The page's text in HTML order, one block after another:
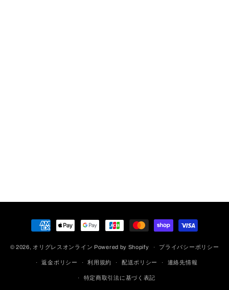
決
済
方
© 2026, オリグレスオンライン Powered by Shopify プライバシーポリシー
返金ポリシー 利用規約 配送ポリシー 連絡先情報
特定商取引法に基づく表記